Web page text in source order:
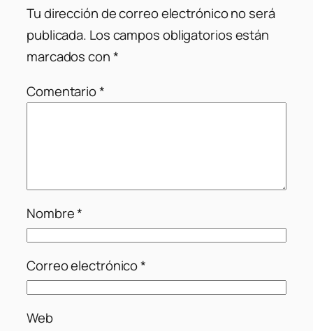
Tu dirección de correo electrónico no será
publicada. Los campos obligatorios están
marcados con*
Comentario*
Nombre*
Correo electrónico*
Web